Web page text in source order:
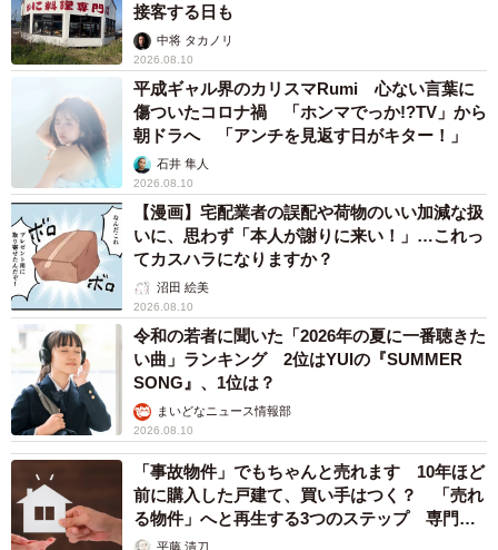
接客する日も
中将 タカノリ
2026.08.10
平成ギャル界のカリスマRumi 心ない言葉に
傷ついたコロナ禍 「ホンマでっか!?TV」から
朝ドラへ 「アンチを見返す日がキター！」
石井 隼人
2026.08.10
【漫画】宅配業者の誤配や荷物のいい加減な扱
いに、思わず「本人が謝りに来い！」…これっ
てカスハラになりますか？
沼田 絵美
2026.08.10
令和の若者に聞いた「2026年の夏に一番聴きた
い曲」ランキング 2位はYUIの『SUMMER
SONG』、1位は？
まいどなニュース情報部
2026.08.10
「事故物件」でもちゃんと売れます 10年ほど
前に購入した戸建て、買い手はつく？ 「売れ
る物件」へと再生する3つのステップ 専門家
が解説平藤 清刀